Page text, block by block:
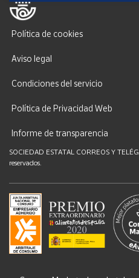
Política de cookies
Aviso legal
Condiciones del servicio
Política de Privacidad Web
Informe de transparencia
SOCIEDAD ESTATAL CORREOS Y
reservados.